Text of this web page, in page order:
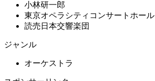
小林研一郎
東京オペラシティコンサートホール
読売日本交響楽団
ジャンル
オーケストラ